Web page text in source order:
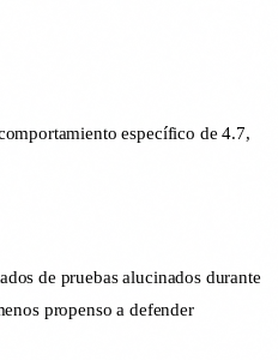
específico de 4.7,
de pruebas alucinados durante
propenso a defender